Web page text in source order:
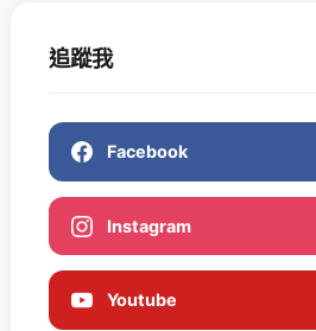
追蹤我
Facebook
Instagram
Youtube